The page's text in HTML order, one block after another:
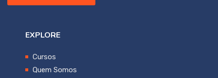
EXPLORE
Cursos
Quem Somos